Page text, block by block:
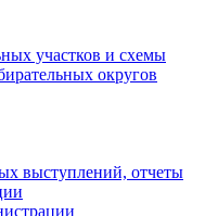
участков и схемы
округов
выступлений, отчеты